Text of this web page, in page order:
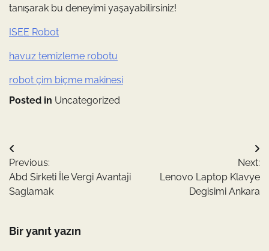
tanışarak bu deneyimi yaşayabilirsiniz!
ISEE Robot
havuz temizleme robotu
robot çim biçme makinesi
Posted in Uncategorized
Yazı
gezinmesi
Previous:
Abd Sirketi İle Vergi Avantaji
Saglamak
Next:
Lenovo Laptop Klavye
Degisimi Ankara
Bir yanıt yazın